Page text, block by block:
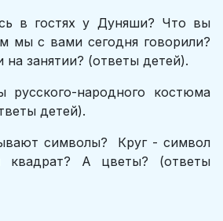
в гостях у Дуняши? Что вы
мы с вами сегодня говорили?
на занятии? (ответы детей).
русского-народного костюма
детей).
символы? Круг - символ
А цветы? (ответы